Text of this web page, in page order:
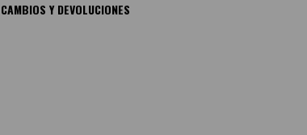
CAMBIOS Y DEVOLUCIONES